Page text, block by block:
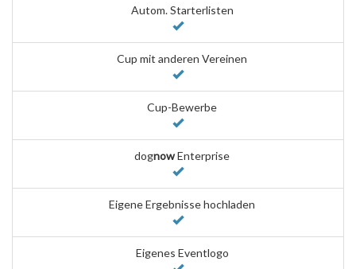
Autom. Starterlisten
Cup mit anderen Vereinen
Cup-Bewerbe
dognowEnterprise
Eigene Ergebnisse hochladen
Eigenes Eventlogo